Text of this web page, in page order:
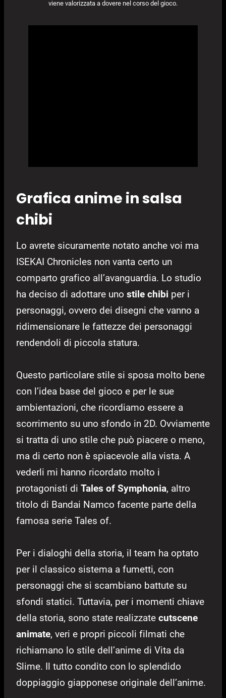
viene valorizzata a dovere nel corso del gioco.
Grafica anime in salsa
chibi
Lo avrete sicuramente notato anche voi ma
ISEKAI Chronicles non vanta certo un
comparto grafico all’avanguardia. Lo studio
ha deciso di adottare uno stile chibi per i
personaggi, ovvero dei disegni che vanno a
ridimensionare le fattezze dei personaggi
rendendoli di piccola statura.
Questo particolare stile si sposa molto bene
con l’idea base del gioco e per le sue
ambientazioni, che ricordiamo essere a
scorrimento su uno sfondo in 2D. Ovviamente
si tratta di uno stile che può piacere o meno,
ma di certo non è spiacevole alla vista. A
vederli mi hanno ricordato molto i
protagonisti di Tales of Symphonia, altro
titolo di Bandai Namco facente parte della
famosa serie Tales of.
Per i dialoghi della storia, il team ha optato
per il classico sistema a fumetti, con
personaggi che si scambiano battute su
sfondi statici. Tuttavia, per i momenti chiave
della storia, sono state realizzate cutscene
animate, veri e propri piccoli filmati che
richiamano lo stile dell’anime di Vita da
Slime. Il tutto condito con lo splendido
doppiaggio giapponese originale dell’anime.